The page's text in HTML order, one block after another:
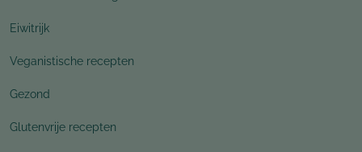
Eiwitrijk
Veganistische recepten
Gezond
Glutenvrije recepten